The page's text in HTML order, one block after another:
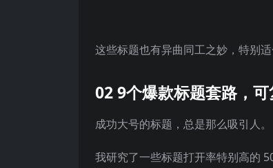
这些标题也有异曲同工之妙，特别
02 9个爆款标题套路，
成功大号的标题，总是那么吸引人。
我研究了一些标题打开率特别高的